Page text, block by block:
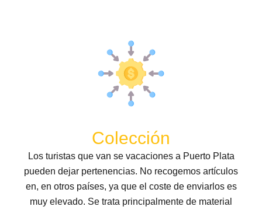
Colección
Los turistas que van se vacaciones a Puerto Plata
pueden dejar pertenencias. No recogemos artículos
en, en otros países, ya que el coste de enviarlos es
muy elevado. Se trata principalmente de material